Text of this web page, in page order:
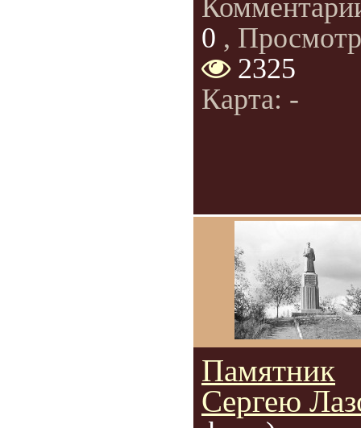
0 ,
2325
Карта: -
Памятник
Сергею